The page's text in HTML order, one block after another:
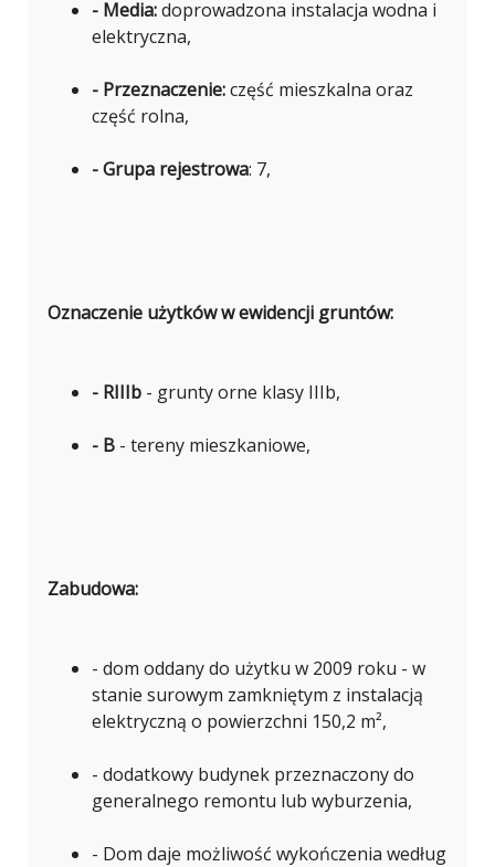
- Media:doprowadzona instalacja wodna i
elektryczna,
- Przeznaczenie:część mieszkalna oraz
część rolna,
- Grupa rejestrowa: 7,
Oznaczenie użytków w ewidencji gruntów:
- RIIIb - grunty orne klasy IIIb,
- B - tereny mieszkaniowe,
Zabudowa:
- dom oddany do użytku w 2009 roku - w
stanie surowym zamkniętym z instalacją
elektryczną o powierzchni 150,2 m²,
- dodatkowy budynek przeznaczony do
generalnego remontu lub wyburzenia,
- Dom daje możliwość wykończenia według